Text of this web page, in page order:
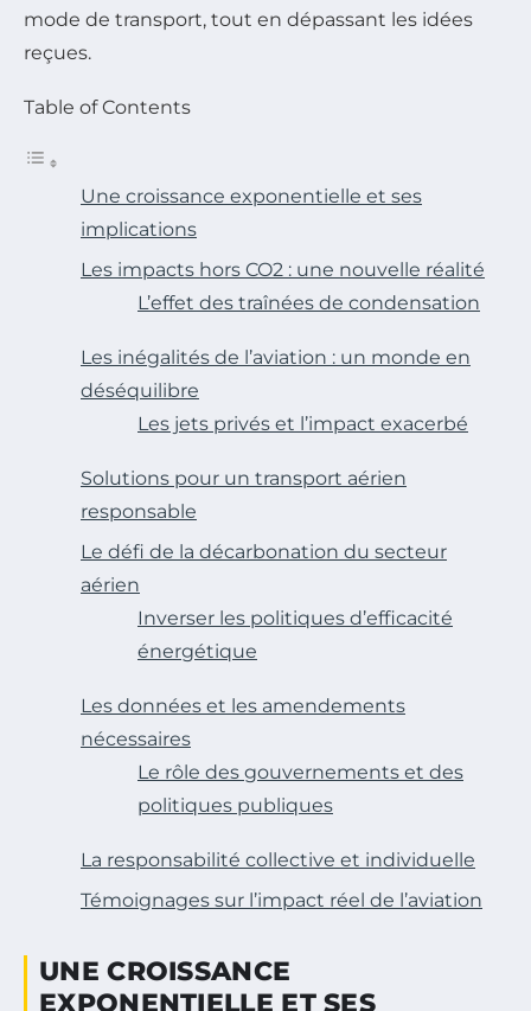
mode de transport, tout en dépassant les idées
reçues.
Table of Contents
Une croissance exponentielle et ses
implications
Les impacts hors CO2 : une nouvelle réalité
L’effet des traînées de condensation
Les inégalités de l’aviation : un monde en
déséquilibre
Les jets privés et l’impact exacerbé
Solutions pour un transport aérien
responsable
Le défi de la décarbonation du secteur
aérien
Inverser les politiques d’efficacité
énergétique
Les données et les amendements
nécessaires
Le rôle des gouvernements et des
politiques publiques
La responsabilité collective et individuelle
Témoignages sur l’impact réel de l’aviation
UNE CROISSANCE
EXPONENTIELLE ET SES